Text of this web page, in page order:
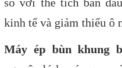
kinh tế và giảm thiểu ô
Máy ép bùn khung